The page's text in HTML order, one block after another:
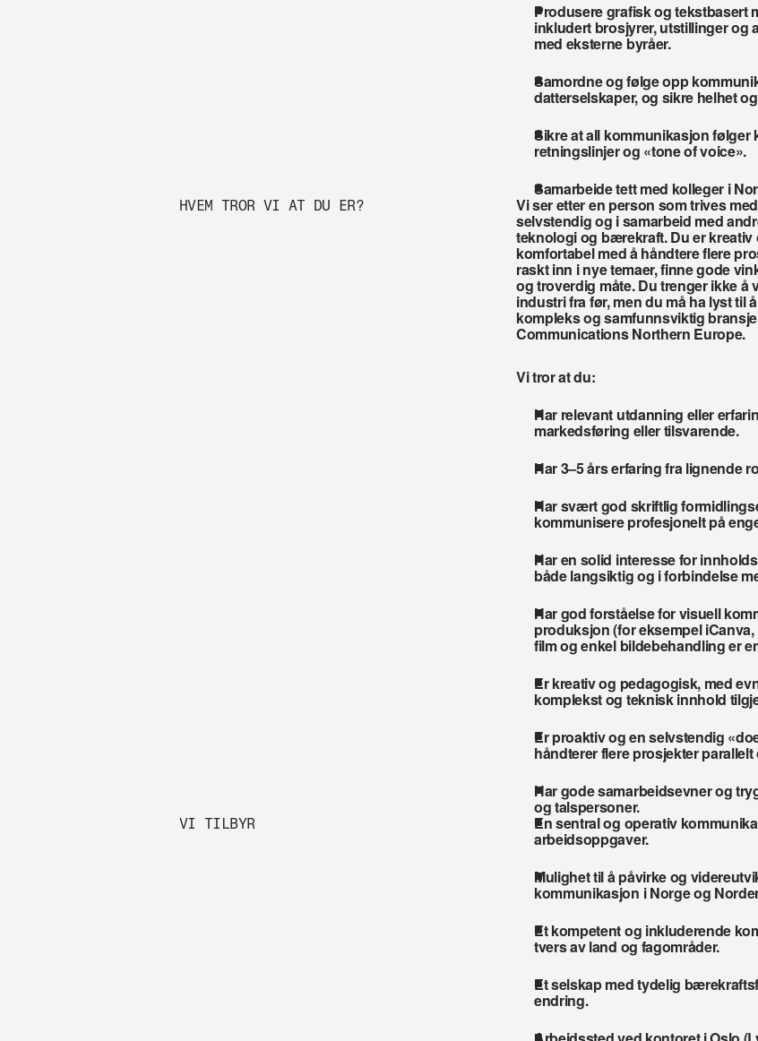
Produsere grafisk og tekstbasert
inkludert brosjyrer, utstillinger og
med eksterne byråer.
Samordne og følge opp
datterselskaper, og sikre helhet
Sikre at all kommunikasjon
retningslinjer og «tone of voice».
Samarbeide tett med kolleger i
HVEM TROR VI AT DU ER? Vi ser etter en person som trives
selvstendig og i samarbeid med
teknologi og bærekraft. Du er
komfortabel med å håndtere flere
raskt inn i nye temaer, finne gode
og troverdig måte. Du trenger ikke
industri fra før, men du må ha lyst til
kompleks og samfunnsviktig
Communications Northern Europe.
Vi tror at du:
Har relevant utdanning eller
markedsføring eller tilsvarende.
Har 3–5 års erfaring fra lignende
Har svært god skriftlig
kommunisere profesjonelt på
Har en solid interesse for
både langsiktig og i forbindelse
Har god forståelse for visuell
produksjon (for eksempel
film og enkel bildebehandling er
Er kreativ og pedagogisk, med
komplekst og teknisk innhold
Er proaktiv og en selvstendig
håndterer flere prosjekter
Har gode samarbeidsevner og
og talspersoner.
VI TILBYR En sentral og operativ
arbeidsoppgaver.
Mulighet til å påvirke og
kommunikasjon i Norge og
Et kompetent og inkluderende
tvers av land og fagområder.
Et selskap med tydelig
endring.